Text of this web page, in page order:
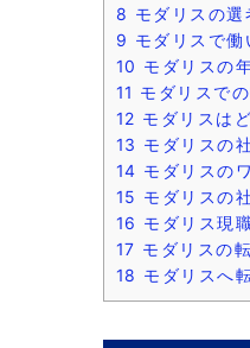
8 モダリスの選
9 モダリスで働
10 モダリスの
11 モダリスで
12 モダリスは
13 モダリスの
14 モダリスの
15 モダリスの
16 モダリス現
17 モダリスの
18 モダリスへ